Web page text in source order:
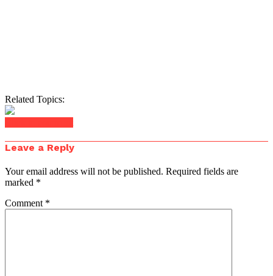
Related Topics:
Leave a Reply
Your email address will not be published. Required fields are
marked *
Comment *